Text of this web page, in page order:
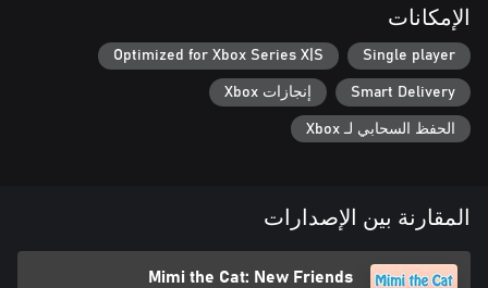
لاكتشاف شيء مميز. مع مجموعة متنوعة من الألغاز والإعدادات
الرائعة، تقدم هذه اللعبة متعة لا تنتهي ولحظات دافئة. انضم إلى ميمي
وأصدقائها الجدد في هذه المغامرة الساحرة!
الإمكانات
Single player
Optimized for Xbox Series X|S
Smart Delivery إنجازات Xbox
الحفظ السحابي لـ Xbox
المقارنة بين الإصدارات
Mimi the Cat: New Friends